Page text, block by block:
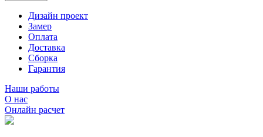
Дизайн проект
Замер
Оплата
Доставка
Сборка
Гарантия
Наши работы
О нас
Онлайн расчет